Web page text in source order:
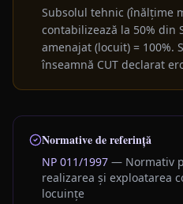
Subsolul tehnic (înălțime
contabilizează la 50% din
amenajat (locuit) = 100%.
înseamnă CUT declarat
Normative de referință
NP 011/1997 — Normativ
realizarea și exploatarea
locuințe